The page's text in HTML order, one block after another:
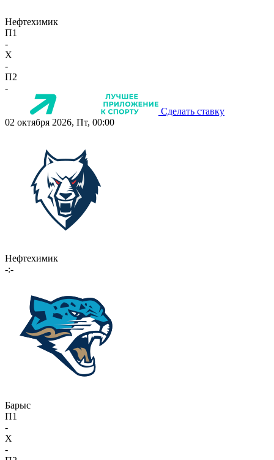
Нефтехимик
П1
-
X
-
П2
-
Сделать ставку
02 октября 2026, Пт, 00:00
Нефтехимик
-:-
Барыс
П1
-
X
-